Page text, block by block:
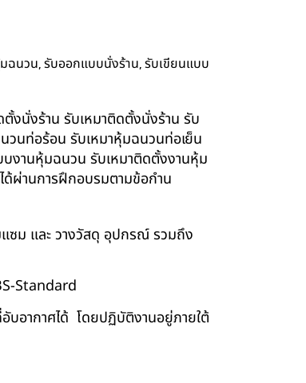
ฉนวน,รับออกแบบนั่งร้าน,รับเขียนแบบ
งนั่งร้าน รับเหมาติดตั้งนั่งร้าน รับ
นท่อร้อน รับเหมาหุ้มฉนวนท่อเย็น
งานหุ้มฉนวน รับเหมาติดตั้งงานหุ้ม
ผ่านการฝึกอบรมตามข้อกำน
ซม และ วางวัสดุ อุปกรณ์ รวมถึง
Standard
อากาศได้ โดยปฏิบัติงานอยู่ภายใต้